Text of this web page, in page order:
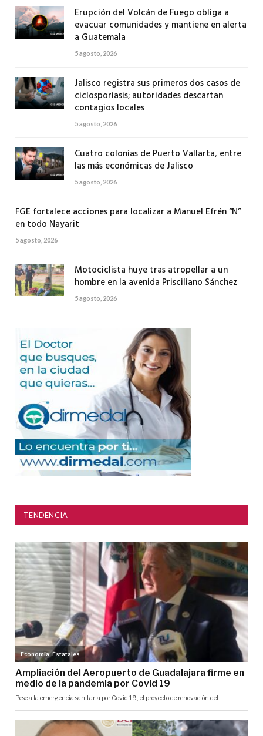
Erupción del Volcán de Fuego obliga a
evacuar comunidades y mantiene en alerta
a Guatemala
5 agosto, 2026
Jalisco registra sus primeros dos casos de
ciclosporiasis; autoridades descartan
contagios locales
5 agosto, 2026
Cuatro colonias de Puerto Vallarta, entre
las más económicas de Jalisco
5 agosto, 2026
FGE fortalece acciones para localizar a Manuel Efrén “N”
en todo Nayarit
5 agosto, 2026
Motociclista huye tras atropellar a un
hombre en la avenida Prisciliano Sánchez
5 agosto, 2026
TENDENCIA